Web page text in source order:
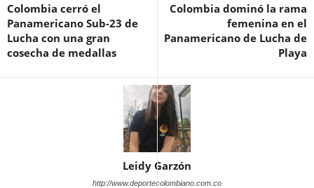
Colombia cerró el
Panamericano Sub-23 de
Lucha con una gran
cosecha de medallas
Colombia dominó la rama
femenina en el
Panamericano de Lucha de
Playa
Leidy Garzón
http://www.deportecolombiano.com.co